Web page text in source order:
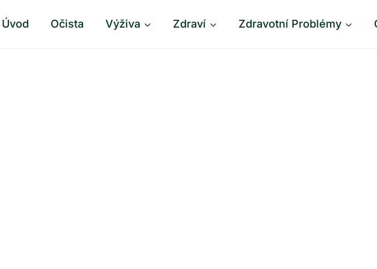
Úvod Očista Výživa Zdraví Zdravotní Problémy